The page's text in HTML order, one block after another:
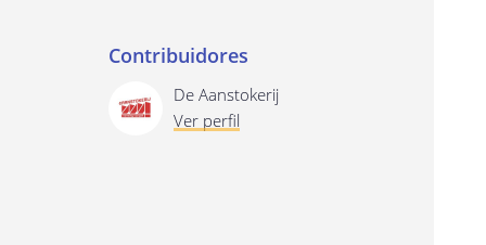
Contribuidores
De Aanstokerij
Ver perfil